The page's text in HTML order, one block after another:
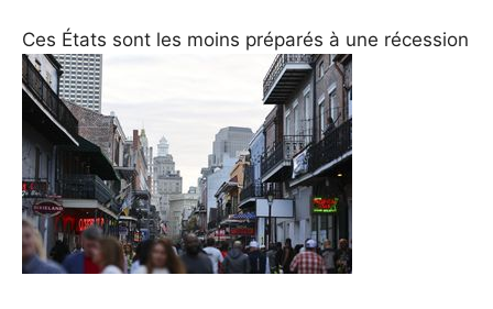
Ces États sont les moins préparés à une récession